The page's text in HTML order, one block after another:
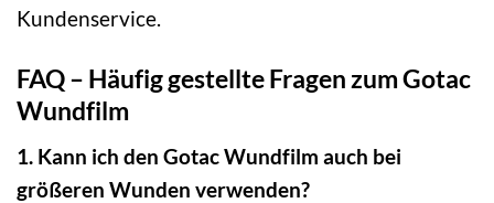
Kundenservice.
FAQ – Häufig gestellte Fragen zum Gotac
Wundfilm
1. Kann ich den Gotac Wundfilm auch bei
größeren Wunden verwenden?